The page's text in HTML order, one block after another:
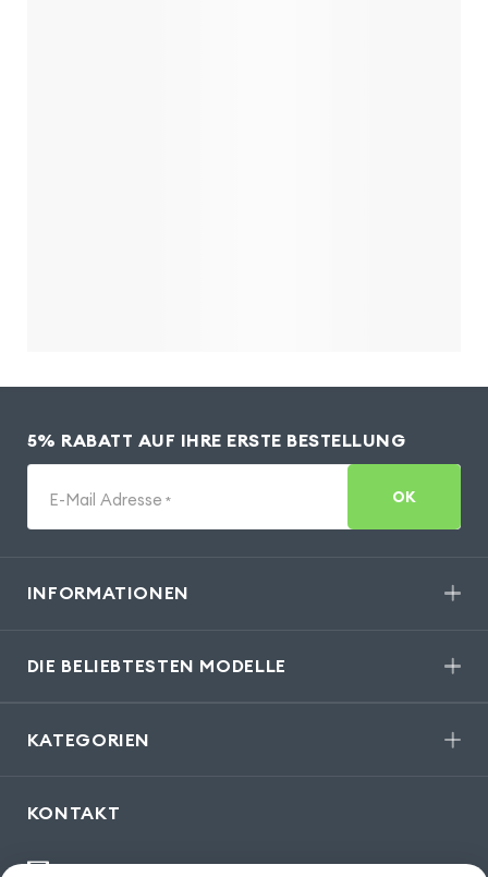
5% RABATT AUF IHRE ERSTE BESTELLUNG
E-Mail Adresse * OK
INFORMATIONEN
DIE BELIEBTESTEN MODELLE
KATEGORIEN
KONTAKT
kontakt@gsm55.de